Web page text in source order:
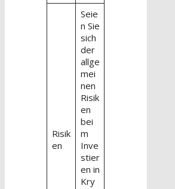
Risik
en
Seie
n Sie
sich
der
allge
mei
nen
Risik
en
bei
m
Inve
stier
en in
Kry